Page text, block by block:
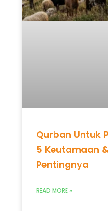
Qurban Untuk
5 Keutamaan
Pentingnya
READ MORE »